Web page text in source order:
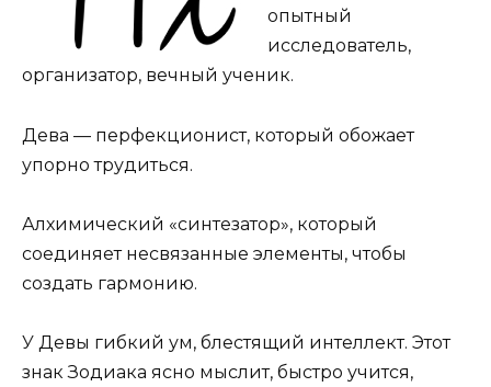
опытный
исследователь,
организатор, вечный ученик.
Дева — перфекционист, который обожает
упорно трудиться.
Алхимический «синтезатор», который
соединяет несвязанные элементы, чтобы
создать гармонию.
У Девы гибкий ум, блестящий интеллект. Этот
знак Зодиака ясно мыслит, быстро учится,